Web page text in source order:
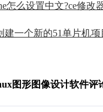
怎么设置中文?ce修改
图形图像设计软件评